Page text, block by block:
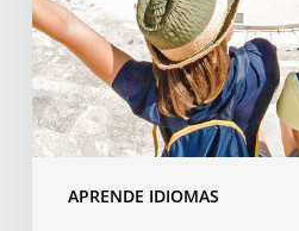
APRENDE IDIOMAS
en
el
extranjero
es
la
inversión